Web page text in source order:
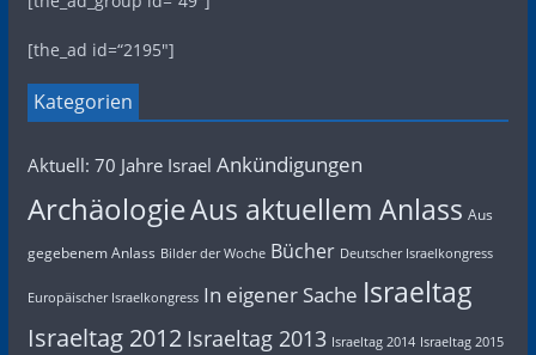
[the_ad id=“2195″]
Kategorien
Aktuell: 70 Jahre Israel Ankündigungen
ArchäologieAus aktuellem Anlass Aus
gegebenem Anlass Bilder der Woche Bücher Deutscher Israelkongress
Europäischer Israelkongress In eigener Sache Israeltag
Israeltag 2012 Israeltag 2013 Israeltag 2014 Israeltag 2015